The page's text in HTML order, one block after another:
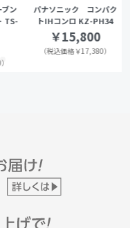
ン
TS-
パナソニック コンパク
トIHコンロ KZ-PH34
￥15,800
（税込価格￥17,380）